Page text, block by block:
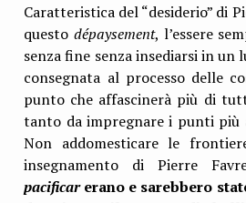
Caratteristica del “desiderio” di
questodépaysement, l’essere
senza fine senza insediarsi in un
consegnata al processo delle
punto che affascinerà più di
tanto da impregnare i punti più
Non addomesticare le
insegnamento di Pierre
pacificarerano e sarebbero